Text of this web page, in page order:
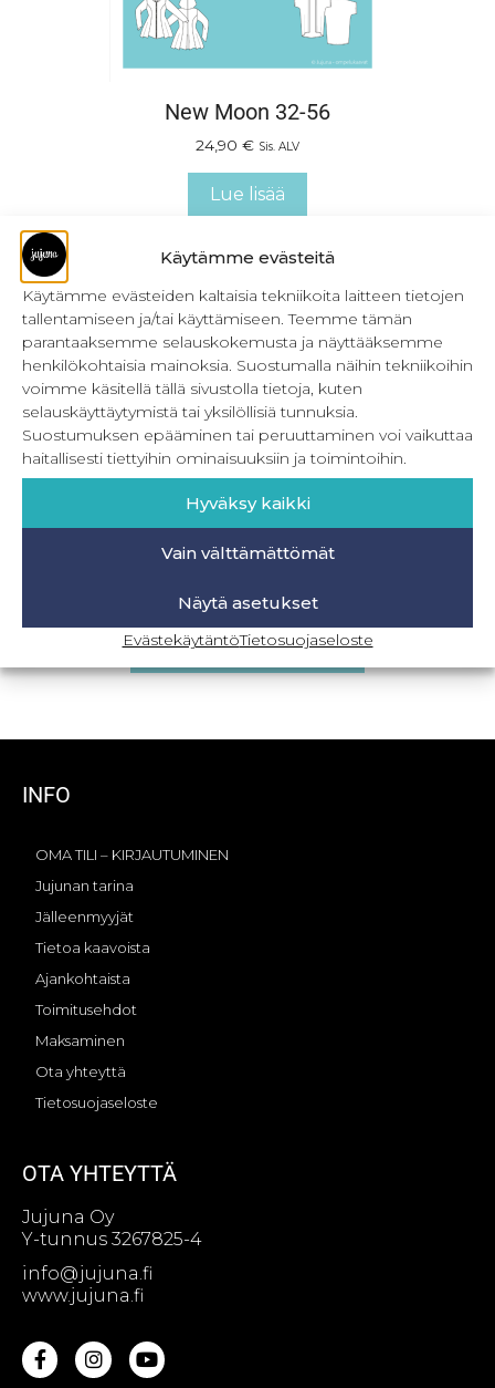
Käytämme evästeitä
Käytämme evästeiden kaltaisia tekniikoita laitteen tietojen
tallentamiseen ja/tai käyttämiseen. Teemme tämän
parantaaksemme selauskokemusta ja näyttääksemme
henkilökohtaisia mainoksia. Suostumalla näihin tekniikoihin
voimme käsitellä tällä sivustolla tietoja, kuten
selauskäyttäytymistä tai yksilöllisiä tunnuksia.
Suostumuksen epääminen tai peruuttaminen voi vaikuttaa
haitallisesti tiettyihin ominaisuuksiin ja toimintoihin.
Hyväksy kaikki
Vain välttämättömät
Näytä asetukset
EvästekäytäntöTietosuojaseloste
New Moon 32-56
24,90 € Sis. ALV
Lue lisää
PDF New Moon 32-56
8,90€ – 19,90€ Sis. ALV
Valitse vaihtoehdoista
INFO
OMA TILI – KIRJAUTUMINEN
Jujunan tarina
Jälleenmyyjät
Tietoa kaavoista
Ajankohtaista
Toimitusehdot
Maksaminen
Ota yhteyttä
Tietosuojaseloste
OTA YHTEYTTÄ
Jujuna Oy
Y-tunnus 3267825-4
info@jujuna.fi
www.jujuna.fi